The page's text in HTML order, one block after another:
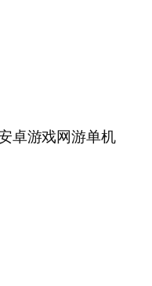
卓游戏网游单机